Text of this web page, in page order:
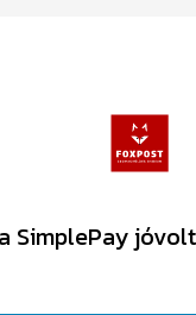
SimplePay